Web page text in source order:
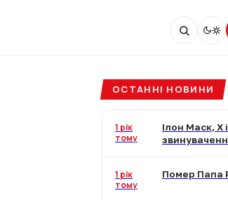
ОСТАННІ НОВИНИ
1 рік
тому
Ілон Маск, X
1 рік
тому
Помер Папа